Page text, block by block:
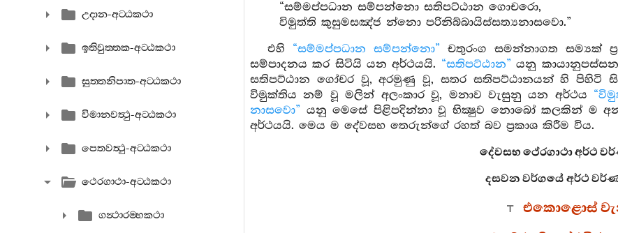
උදාන-අට‍්ඨකථා
ඉතිවුත‍්තක-අට‍්ඨකථා
සුත‍්තනිපාත-අට‍්ඨකථා
විමානවත්‍ථු-අට‍්ඨකථා
පෙතවත්‍ථු-අට‍්ඨකථා
ථෙරගාථා-අට‍්ඨකථා
ගන්‍ථාරම‍්භකථා
“සම්මප්පධාන සම්පන්නො සතිපට්ඨාන ගොචරො,
විමුත්ති කුසුමසඤ්ජ න්නො පරිනිබ්බායිස්සත්‍යනාසවො.”
එහි “සම්මප්පධාන සම්පන්නො” චතුරංග සමන්නාගත සම්‍යක්
සම්පාදනය කර සිටියි යන අර්ථයයි. “සතිපට්ඨාන” යනු
සතිපට්ඨාන ගෝචර වූ, අරමුණු වූ, සතර සතිපට්ඨානයන් හි
විමුක්තිය නම් වූ මලින් අලංකාර වූ, මනාව වැසුනු යන අර්ථය
නාසවො” යනු මෙසේ පිළිපදින්නා වූ භික්‍ෂුව නොබෝ කලකින් ම
අර්ථයයි. මෙය ම දේවසභ තෙරුන්ගේ රහත් බව ප්‍රකාශ කිරීම විය.
දේවසභ ථේරගාථා අර්ථ
දසවන වර්ගයේ අර්ථ
එකොළොස්